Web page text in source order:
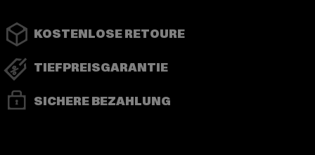
KOSTENLOSE RETOURE
TIEFPREISGARANTIE
SICHERE BEZAHLUNG